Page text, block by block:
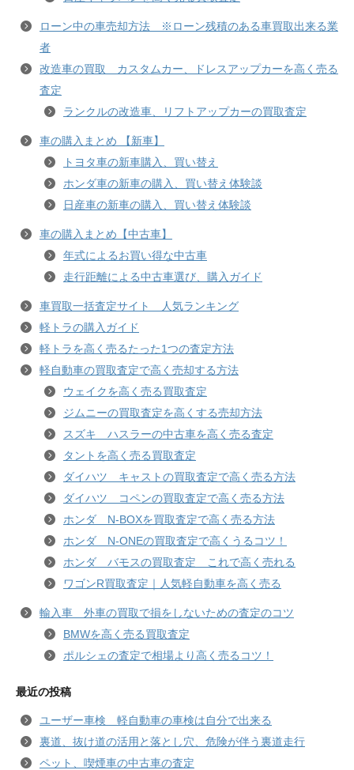
ローン中の車売却方法 ※ローン残積のある車買取出来る業
者
改造車の買取 カスタムカー、ドレスアップカーを高く売る
査定
ランクルの改造車、リフトアップカーの買取査定
車の購入まとめ 【新車】
トヨタ車の新車購入、買い替え
ホンダ車の新車の購入、買い替え体験談
日産車の新車の購入、買い替え体験談
車の購入まとめ【中古車】
年式によるお買い得な中古車
走行距離による中古車選び、購入ガイド
車買取一括査定サイト 人気ランキング
軽トラの購入ガイド
軽トラを高く売るたった1つの査定方法
軽自動車の買取査定で高く売却する方法
ウェイクを高く売る買取査定
ジムニーの買取査定を高くする売却方法
スズキ ハスラーの中古車を高く売る査定
タントを高く売る買取査定
ダイハツ キャストの買取査定で高く売る方法
ダイハツ コペンの買取査定で高く売る方法
ホンダ N-BOXを買取査定で高く売る方法
ホンダ N-ONEの買取査定で高くうるコツ！
ホンダ バモスの買取査定 これで高く売れる
ワゴンR買取査定｜人気軽自動車を高く売る
輸入車 外車の買取で損をしないための査定のコツ
BMWを高く売る買取査定
ポルシェの査定で相場より高く売るコツ！
最近の投稿
ユーザー車検 軽自動車の車検は自分で出来る
裏道、抜け道の活用と落とし穴、危険が伴う裏道走行
ペット、喫煙車の中古車の査定